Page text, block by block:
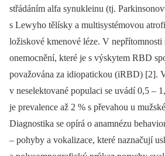
střádáním alfa synukleinu (tj.
s Lewyho tělísky a multisystémovou
ložiskové kmenové léze. V nepřítomnosti
onemocnění, které je s výskytem RBD
považována za idiopatickou (iRBD) [2].
v neselektované populaci se uvádí 0,5 –⁠
je prevalence až 2 % s převahou u
Diagnostika se opírá o anamnézu
–⁠ pohyby a vokalizace, které naznačují